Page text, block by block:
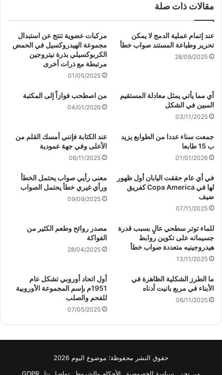
مقالات ذات صلة
عند إتمام عملية الدمج لا يمكن
تحرير وطباعة المستند صواب خطأ
28/09/2025
مركبات عضوية تنتج عن استبدال
مجموعة الهيدروكسيل في الحمض
الكربوكسيلي بذرة نيتروجين
مرتبطة مع ذرات أخرى
01/05/2025
أي مما يأتي يمثل معادلة المستقيم
المبين في الشكل
03/11/2025
من اصطحب فوازاً إلى المكتبة
04/01/2026
جمعت سناء عددا من الطوابع يزيد
ب 15 طابعا
01/01/2026
عند الكتابة فإنني أمسك القلم من
الأعلى وفي جهة عمودية
06/11/2025
في أي عام حققت اليابان أول ظهور
لها في Copa America كفريق
ضيف
07/11/2025
معنى رأيي صواب يحتمل الخطأ
ورأي غيري خطأ يحتمل الصواب
09/09/2025
للماء توتر سطحي عالٍ بسبب قدرة
جسيماته على تكوين روابط
هيدروجينيه متعددة صواب خطأ
13/11/2025
مصدر روائح وطعم الكثير من
الفواكة
28/04/2025
ما الطرز الشكلية الظاهرة في
الأبناء في مربع بانيت أدناه
06/11/2025
أول اتحاد أوروبي تشكل عام
1951م بإسم المجموعة الأوروبية
للفحم والصلب
07/05/2025
حقوق النشر محفوظة؛ موضوع اليوم 2026
من نحن
سياسة الخصوصية الأحكام والشروط تواصل بنا GDPR